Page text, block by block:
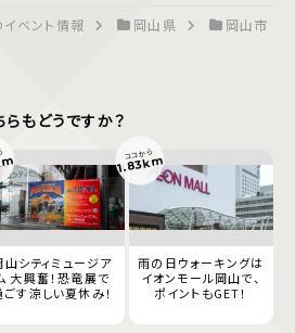
ベント情報 岡山県 岡山市
らもどうですか？
山シティミュージア
大興奮！恐竜展で
ごす涼しい夏休み！
雨の日ウォーキングは
イオンモール岡山で、
ポイントもGET！
ココから
1.83km